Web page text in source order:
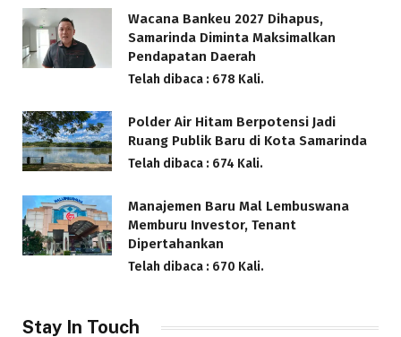
Wacana Bankeu 2027 Dihapus,
Samarinda Diminta Maksimalkan
Pendapatan Daerah
Telah dibaca : 678 Kali.
Polder Air Hitam Berpotensi Jadi
Ruang Publik Baru di Kota Samarinda
Telah dibaca : 674 Kali.
Manajemen Baru Mal Lembuswana
Memburu Investor, Tenant
Dipertahankan
Telah dibaca : 670 Kali.
Stay In Touch